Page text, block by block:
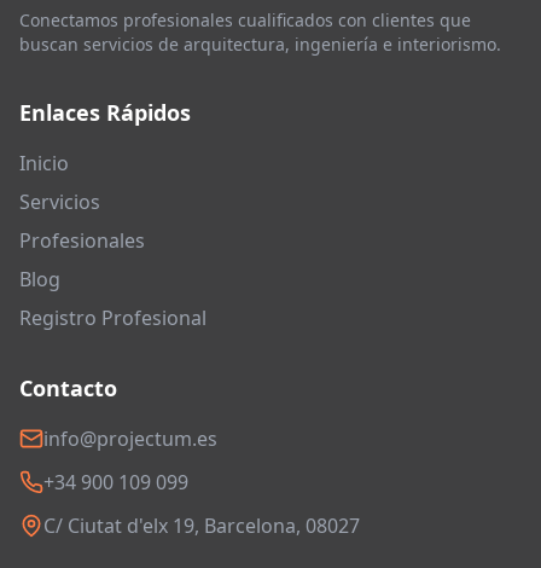
Conectamos profesionales cualificados con clientes que
buscan servicios de arquitectura, ingeniería e interiorismo.
Enlaces Rápidos
Inicio
Servicios
Profesionales
Blog
Registro Profesional
Contacto
info@projectum.es
+34 900 109 099
C/ Ciutat d'elx 19, Barcelona, 08027